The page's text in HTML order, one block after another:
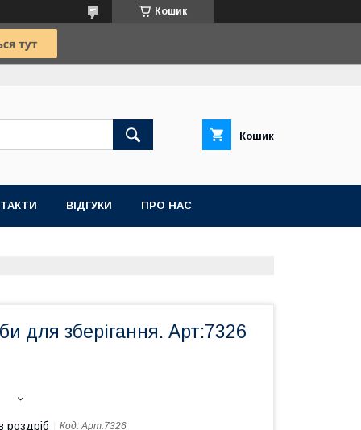
Кошик
Кошик
ВІДГУКИ ПРО НАС
для зберігання. Арт:7326
роздріб Код:Арт:7326